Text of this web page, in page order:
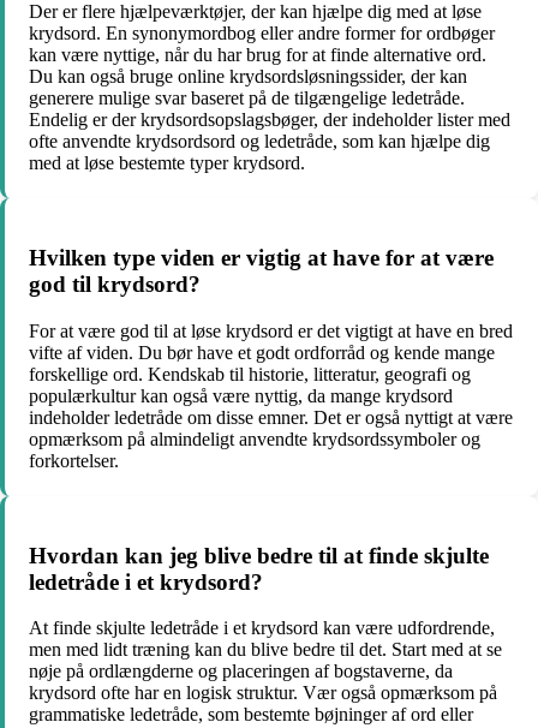
Der er flere hjælpeværktøjer, der kan hjælpe dig med at løse
krydsord. En synonymordbog eller andre former for ordbøger
kan være nyttige, når du har brug for at finde alternative ord.
Du kan også bruge online krydsordsløsningssider, der kan
generere mulige svar baseret på de tilgængelige ledetråde.
Endelig er der krydsordsopslagsbøger, der indeholder lister med
ofte anvendte krydsordsord og ledetråde, som kan hjælpe dig
med at løse bestemte typer krydsord.
Hvilken type viden er vigtig at have for at være
god til krydsord?
For at være god til at løse krydsord er det vigtigt at have en bred
vifte af viden. Du bør have et godt ordforråd og kende mange
forskellige ord. Kendskab til historie, litteratur, geografi og
populærkultur kan også være nyttig, da mange krydsord
indeholder ledetråde om disse emner. Det er også nyttigt at være
opmærksom på almindeligt anvendte krydsordssymboler og
forkortelser.
Hvordan kan jeg blive bedre til at finde skjulte
ledetråde i et krydsord?
At finde skjulte ledetråde i et krydsord kan være udfordrende,
men med lidt træning kan du blive bedre til det. Start med at se
nøje på ordlængderne og placeringen af bogstaverne, da
krydsord ofte har en logisk struktur. Vær også opmærksom på
grammatiske ledetråde, som bestemte bøjninger af ord eller